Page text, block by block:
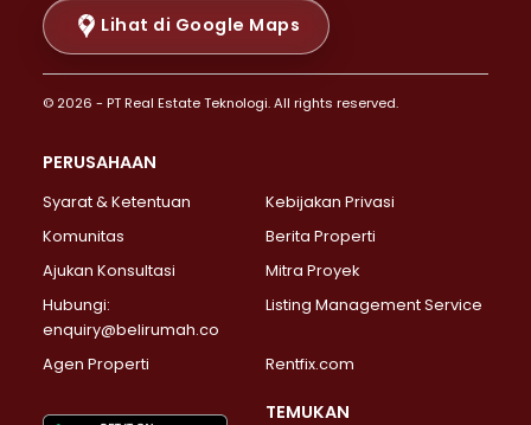
Properti Dijual di Kramat >
Properti Dijual di Pasar Baru >
Properti Dijual di Bendungan Hilir >
Properti Dijual di Jakarta Selatan >
Properti Dijual di Lebak Bulus >
Properti Dijual di Gandaria Selatan >
Properti Dijual di Pondok Labu >
Properti Dijual di Lenteng Agung >
Properti Dijual di Senayan >
Properti Dijual di Pondok Pinang >
Properti Dijual di Kebayoran Lama >
Lihat di Google Maps
© 2026 - PT Real Estate Teknologi. All rights reserved.
PERUSAHAAN
Syarat & Ketentuan
Kebijakan Privasi
Komunitas
Berita Properti
Ajukan Konsultasi
Mitra Proyek
Hubungi:
enquiry@belirumah.co
Listing Management Service
Agen Properti Rentfix.com
TEMUKAN